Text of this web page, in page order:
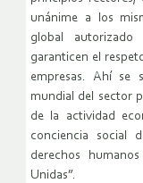
unánime a los
global
garanticen el
empresas. Ahí se
mundial del sector
de la actividad
conciencia social
derechos
Unidas”.